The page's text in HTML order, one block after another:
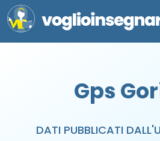
Gps
DATI PUBBLICATI